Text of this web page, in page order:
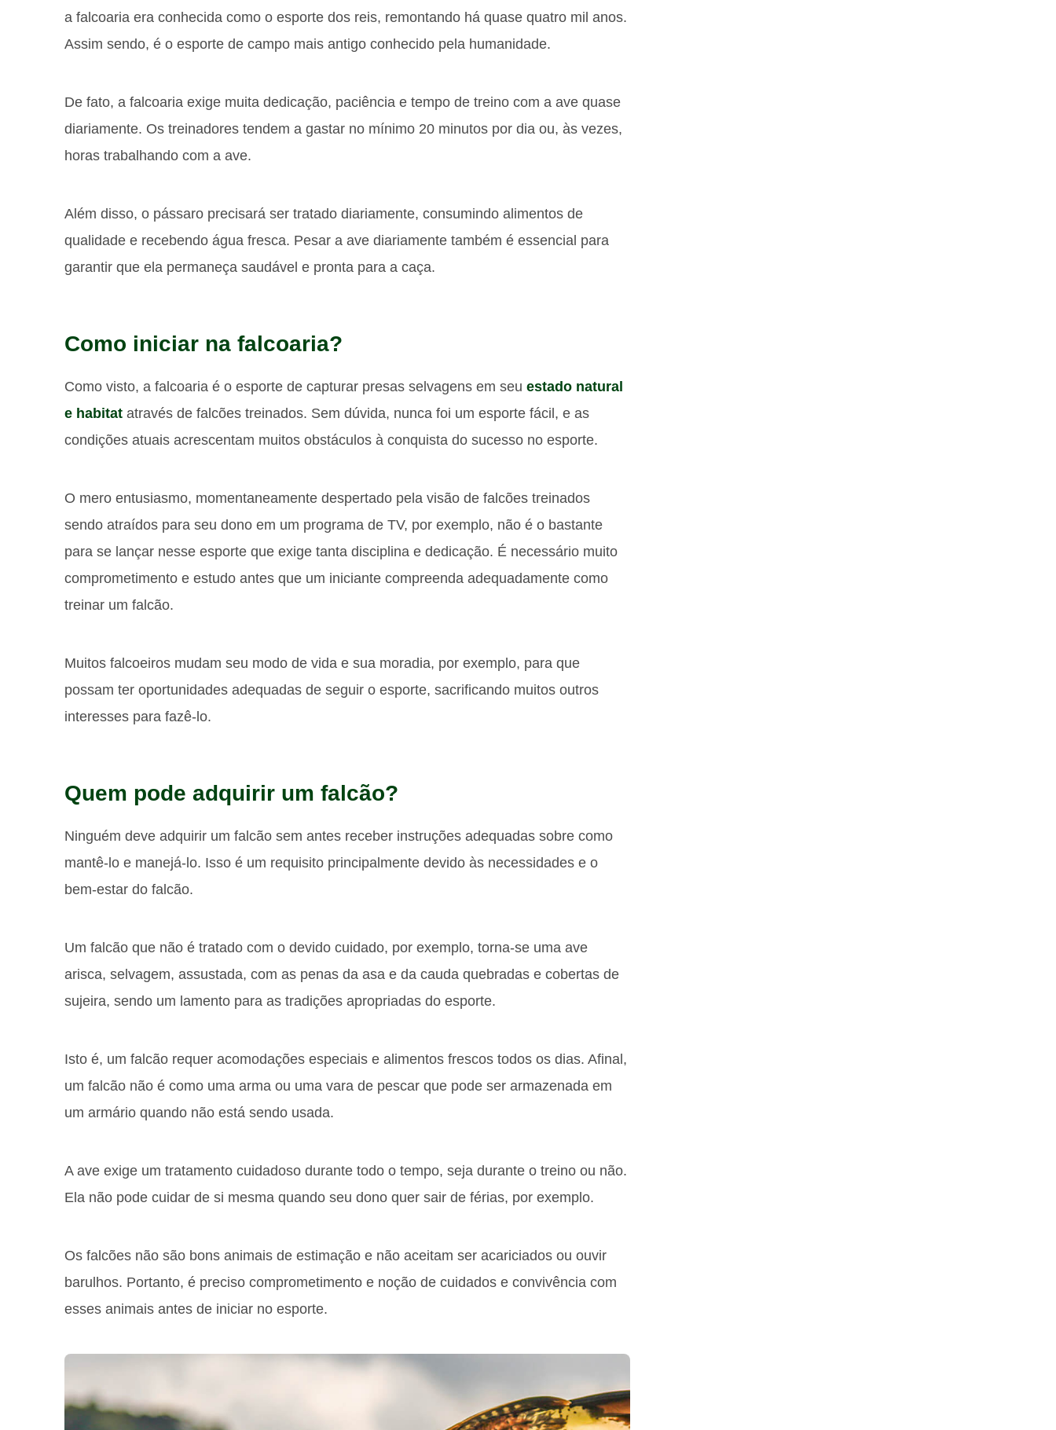
a falcoaria era conhecida como o esporte dos reis, remontando há quase quatro mil anos.
Assim sendo, é o esporte de campo mais antigo conhecido pela humanidade.
De fato, a falcoaria exige muita dedicação, paciência e tempo de treino com a ave quase
diariamente. Os treinadores tendem a gastar no mínimo 20 minutos por dia ou, às vezes,
horas trabalhando com a ave.
Além disso, o pássaro precisará ser tratado diariamente, consumindo alimentos de
qualidade e recebendo água fresca. Pesar a ave diariamente também é essencial para
garantir que ela permaneça saudável e pronta para a caça.
Como iniciar na falcoaria?
Como visto, a falcoaria é o esporte de capturar presas selvagens em seu estado natural
e habitat através de falcões treinados. Sem dúvida, nunca foi um esporte fácil, e as
condições atuais acrescentam muitos obstáculos à conquista do sucesso no esporte.
O mero entusiasmo, momentaneamente despertado pela visão de falcões treinados
sendo atraídos para seu dono em um programa de TV, por exemplo, não é o bastante
para se lançar nesse esporte que exige tanta disciplina e dedicação. É necessário muito
comprometimento e estudo antes que um iniciante compreenda adequadamente como
treinar um falcão.
Muitos falcoeiros mudam seu modo de vida e sua moradia, por exemplo, para que
possam ter oportunidades adequadas de seguir o esporte, sacrificando muitos outros
interesses para fazê-lo.
Quem pode adquirir um falcão?
Ninguém deve adquirir um falcão sem antes receber instruções adequadas sobre como
mantê-lo e manejá-lo. Isso é um requisito principalmente devido às necessidades e o
bem-estar do falcão.
Um falcão que não é tratado com o devido cuidado, por exemplo, torna-se uma ave
arisca, selvagem, assustada, com as penas da asa e da cauda quebradas e cobertas de
sujeira, sendo um lamento para as tradições apropriadas do esporte.
Isto é, um falcão requer acomodações especiais e alimentos frescos todos os dias. Afinal,
um falcão não é como uma arma ou uma vara de pescar que pode ser armazenada em
um armário quando não está sendo usada.
A ave exige um tratamento cuidadoso durante todo o tempo, seja durante o treino ou não.
Ela não pode cuidar de si mesma quando seu dono quer sair de férias, por exemplo.
Os falcões não são bons animais de estimação e não aceitam ser acariciados ou ouvir
barulhos. Portanto, é preciso comprometimento e noção de cuidados e convivência com
esses animais antes de iniciar no esporte.